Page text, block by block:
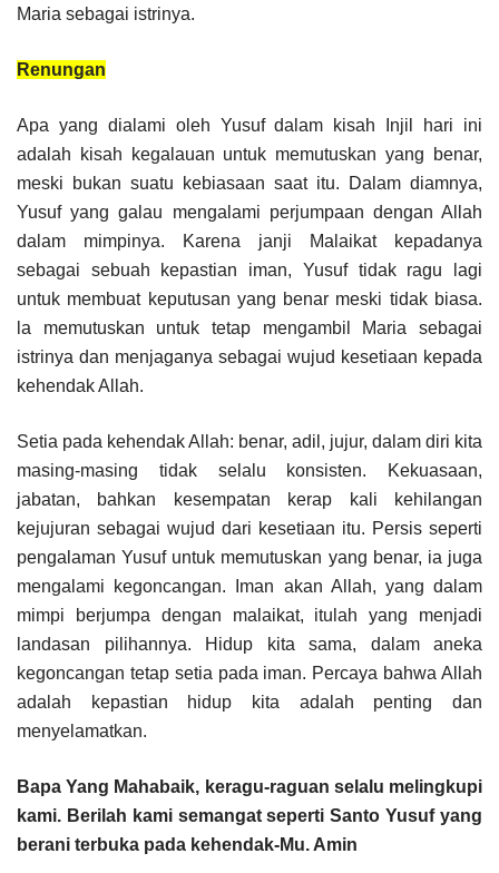
Maria sebagai istrinya.
Renungan
Apa yang dialami oleh Yusuf dalam kisah Injil hari ini
adalah kisah kegalauan untuk memutuskan yang benar,
meski bukan suatu kebiasaan saat itu. Dalam diamnya,
Yusuf yang galau mengalami perjumpaan dengan Allah
dalam mimpinya. Karena janji Malaikat kepadanya
sebagai sebuah kepastian iman, Yusuf tidak ragu lagi
untuk membuat keputusan yang benar meski tidak biasa.
la memutuskan untuk tetap mengambil Maria sebagai
istrinya dan menjaganya sebagai wujud kesetiaan kepada
kehendak Allah.
Setia pada kehendak Allah: benar, adil, jujur, dalam diri kita
masing-masing tidak selalu konsisten. Kekuasaan,
jabatan, bahkan kesempatan kerap kali kehilangan
kejujuran sebagai wujud dari kesetiaan itu. Persis seperti
pengalaman Yusuf untuk memutuskan yang benar, ia juga
mengalami kegoncangan. Iman akan Allah, yang dalam
mimpi berjumpa dengan malaikat, itulah yang menjadi
landasan pilihannya. Hidup kita sama, dalam aneka
kegoncangan tetap setia pada iman. Percaya bahwa Allah
adalah kepastian hidup kita adalah penting dan
menyelamatkan.
Bapa Yang Mahabaik, keragu-raguan selalu melingkupi
kami. Berilah kami semangat seperti Santo Yusuf yang
berani terbuka pada kehendak-Mu. Amin